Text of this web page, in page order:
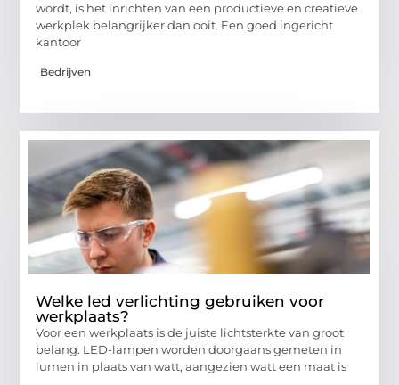
wordt, is het inrichten van een productieve en creatieve
werkplek belangrijker dan ooit. Een goed ingericht
kantoor
Bedrijven
Welke led verlichting gebruiken voor
werkplaats?
Voor een werkplaats is de juiste lichtsterkte van groot
belang. LED-lampen worden doorgaans gemeten in
lumen in plaats van watt, aangezien watt een maat is